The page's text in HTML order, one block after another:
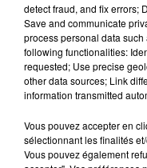
Patrick Desoyer.
mythique carré
jazz, ses rues se
l'on pouvait entendre
King Oliver... Issus
à la source (La
de se réunir autour de
detect fraud, and fix errors;
Save and communicate
process personal data
following functionalities:
requested; Use precise
other data sources; Link
information transmitted
Vous pouvez accepter en
sélectionnant les finalités
Vous pouvez également